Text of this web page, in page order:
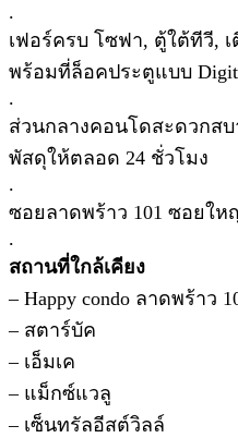
.
เฟอร์ครบ โซฟา, ตู้ใต้ทีวี,
พร้อมที่ล็อคประตูแบบ
.
ส่วนกลางคอนโดสะดวกส
พัสดุให้ตลอด 24 ชั่วโมง
.
ซอยลาดพร้าว 101 ซอยใ
.
สถานที่ใกล้เคียง
– Happy condo ลาดพร้าว
– สตาร์บัค
– เอ็มเค
– แม็กซ์แวลู
– เซ็นทรัลอีสต์วิลล์